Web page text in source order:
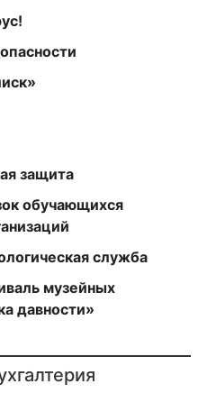
защита
обучающихся
служба
музейных
давности»